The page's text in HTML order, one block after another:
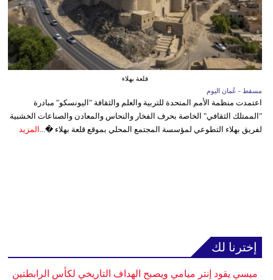
قلعة بهلاء
مسقط - عُمان اليوم
اعتمدت منظمة الأمم المتحدة للتربية والعلم والثقافة "اليونسكو" مبادرة
"الممتلك الثقافي" الخاصة بحرف الفخار والنحاس والمعادن والصناعات الخشبية
لفريق بهلاء التطوعي لمؤسسة المجتمع المحلي بموقع قلعة بهلاء �... المزيد
إخترنا لك
ميسي يقود إنتر ميامي ويصبح الهداف التاريخي لكأس الرابطتين